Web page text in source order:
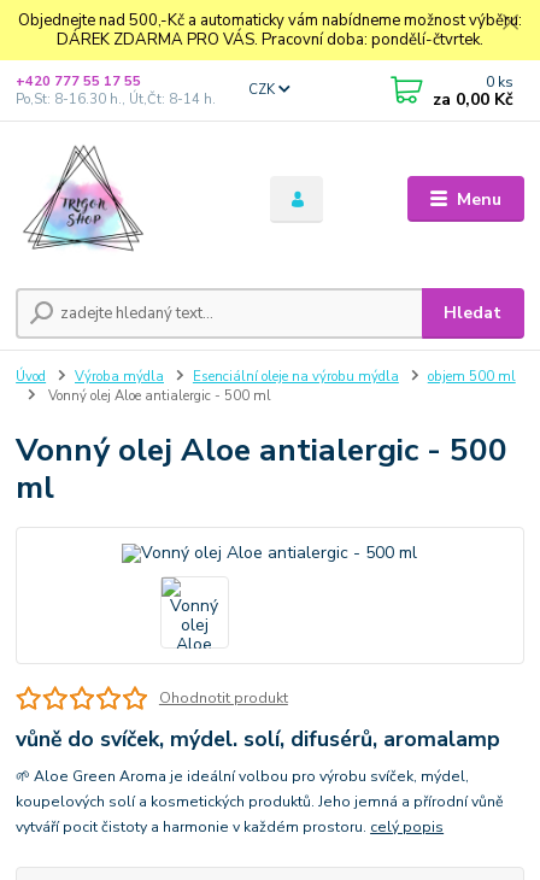
Objednejte nad 500,-Kč a automaticky vám nabídneme možnost výběru:
DÁREK ZDARMA PRO VÁS. Pracovní doba: pondělí-čtvrtek.
Menu
CZK
Hledat
+420 777 55 17 55
Po,St: 8-16.30 h., Út,Čt: 8-14 h.
0 ks
za 0,00 Kč
Úvod Výroba mýdla Esenciální oleje na výrobu mýdla
objem 500 ml
Vonný olej Aloe antialergic - 500 ml
Vonný olej Aloe antialergic - 500
ml
Ohodnotit produkt
vůně do svíček, mýdel. solí, difusérů, aromalamp
🌱 Aloe Green Aroma je ideální volbou pro výrobu svíček, mýdel,
koupelových solí a kosmetických produktů. Jeho jemná a přírodní vůně
vytváří pocit čistoty a harmonie v každém prostoru. celý popis